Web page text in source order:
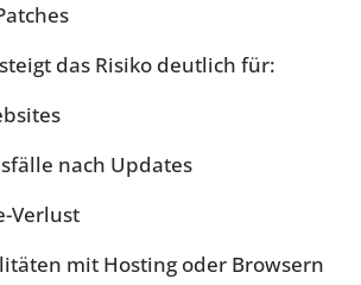
das Risiko deutlich für:
nach Updates
Verlust
mit Hosting oder Browsern